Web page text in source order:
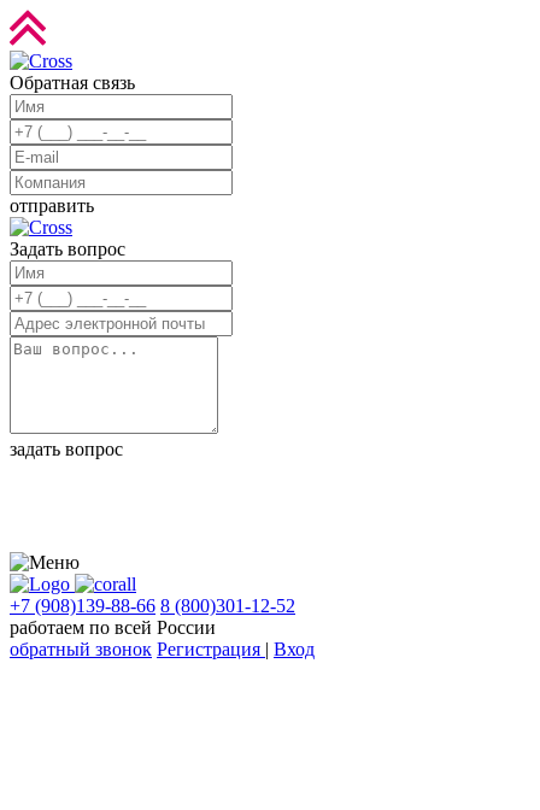
Обратная связь
отправить
Задать вопрос
задать вопрос
+7 (908)139-88-66 8 (800)301-12-52
работаем по всей России
обратный звонок Регистрация | Вход